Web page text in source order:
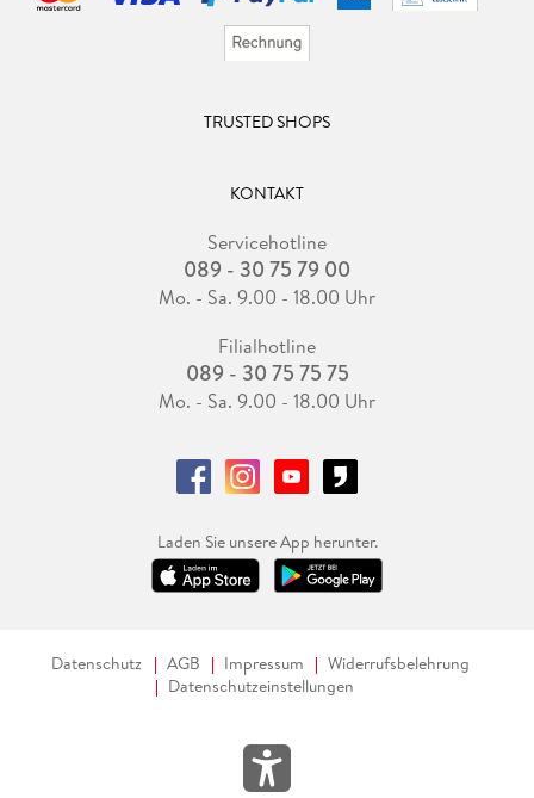
TRUSTED SHOPS
KONTAKT
Servicehotline
089 - 30 75 79 00
Mo. - Sa. 9.00 - 18.00 Uhr
Filialhotline
089 - 30 75 75 75
Mo. - Sa. 9.00 - 18.00 Uhr
Laden Sie unsere App herunter.
Datenschutz AGB Impressum
Widerrufsbelehrung
Datenschutzeinstellungen